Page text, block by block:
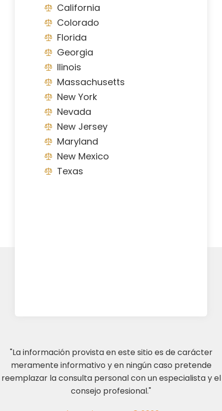
California
Colorado
Florida
Georgia
Ilinois
Massachusetts
New York
Nevada
New Jersey
Maryland
New Mexico
Texas
"La información provista en este sitio es de carácter
meramente informativo y en ningún caso pretende
reemplazar la consulta personal con un especialista y el
consejo profesional."